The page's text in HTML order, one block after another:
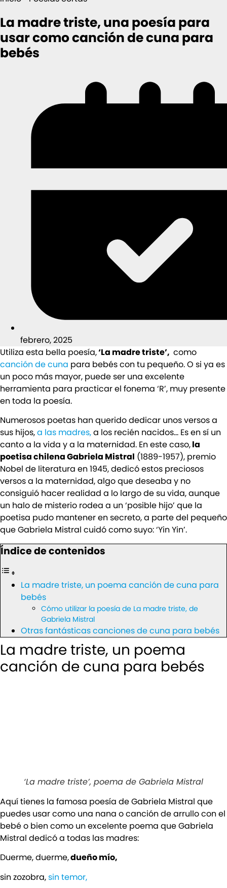
La madre triste, una poesía para
usar como canción de cuna para
bebés
febrero, 2025
Utiliza esta bella poesía,‘La madre triste’, como
canción de cuna para bebés con tu pequeño. O si ya es
un poco más mayor, puede ser una excelente
herramienta para practicar el fonema ‘R’, muy presente
en toda la poesía.
Numerosos poetas han querido dedicar unos versos a
sus hijos,a las madres,a los recién nacidos… Es en sí un
canto a la vida y a la maternidad. En este caso,la
poetisa chilena Gabriela Mistral (1889-1957), premio
Nobel de literatura en 1945, dedicó estos preciosos
versos a la maternidad, algo que deseaba y no
consiguió hacer realidad a lo largo de su vida, aunque
un halo de misterio rodea a un ‘posible hijo’ que la
poetisa pudo mantener en secreto, a parte del pequeño
que Gabriela Mistral cuidó como suyo: ‘Yin Yin’.
Índice de contenidos
La madre triste, un poema canción de cuna para
bebés
Cómo utilizar la poesía de La madre triste, de
Gabriela Mistral
Otras fantásticas canciones de cuna para bebés
La madre triste, un poema
canción de cuna para bebés
‘La madre triste’, poema de Gabriela Mistral
Aquí tienes la famosa poesía de Gabriela Mistral que
puedes usar como una nana o canción de arrullo con el
bebé o bien como un excelente poema que Gabriela
Mistral dedicó a todas las madres:
Duerme, duerme,dueño mío,
sin zozobra,sin temor,